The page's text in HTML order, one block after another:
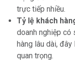
trực tiếp nhiều.
Tỷ lệ khách
doanh nghiệp có
hàng lâu dài, đây
quan trọng.